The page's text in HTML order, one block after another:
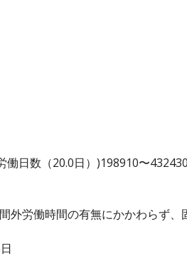
日数（20.0日）)198910〜
外労働時間の有無にかかわらず